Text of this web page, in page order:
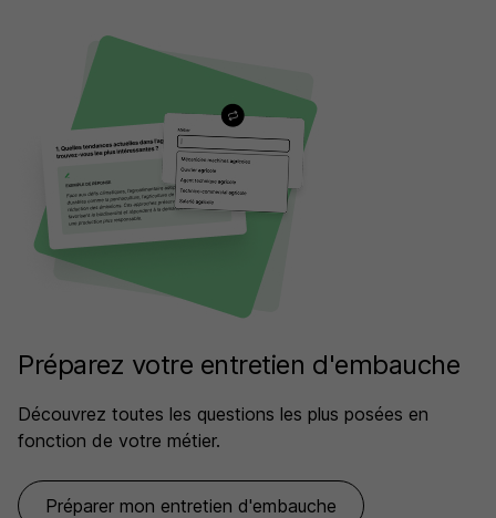
Préparez votre entretien d'embauche
Découvrez toutes les questions les plus posées en
fonction de votre métier.
Préparer mon entretien d'embauche